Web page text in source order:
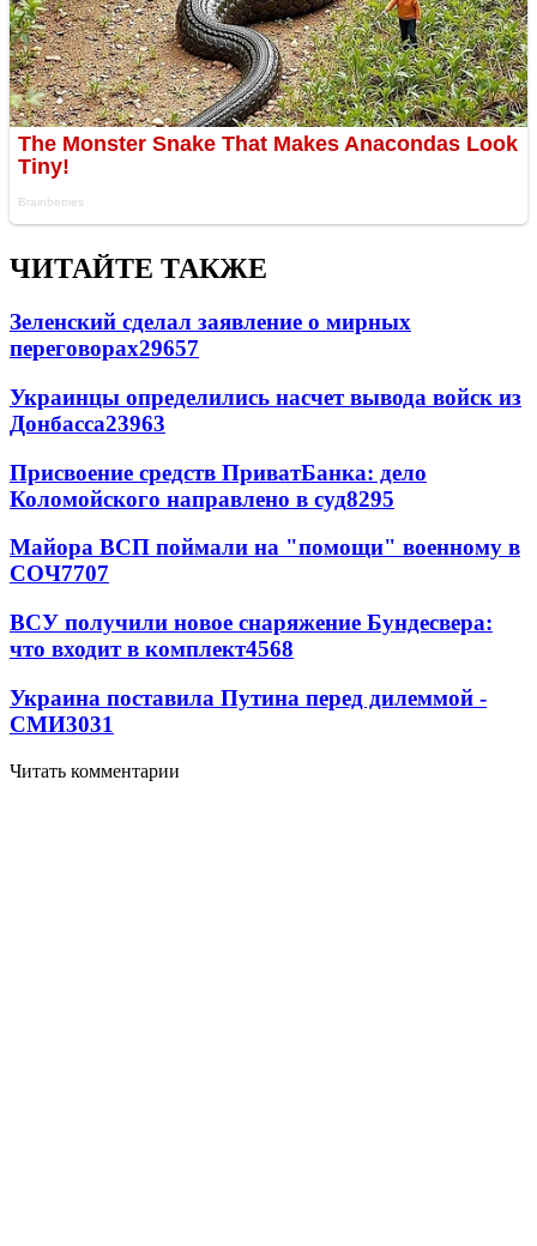
ЧИТАЙТЕ ТАКЖЕ
Зеленский сделал заявление о мирных
переговорах29657
Украинцы определились насчет вывода войск из
Донбасса23963
Присвоение средств ПриватБанка: дело
Коломойского направлено в суд8295
Майора ВСП поймали на "помощи" военному в
СОЧ7707
ВСУ получили новое снаряжение Бундесвера:
что входит в комплект4568
Украина поставила Путина перед дилеммой -
СМИ3031
Читать комментарии